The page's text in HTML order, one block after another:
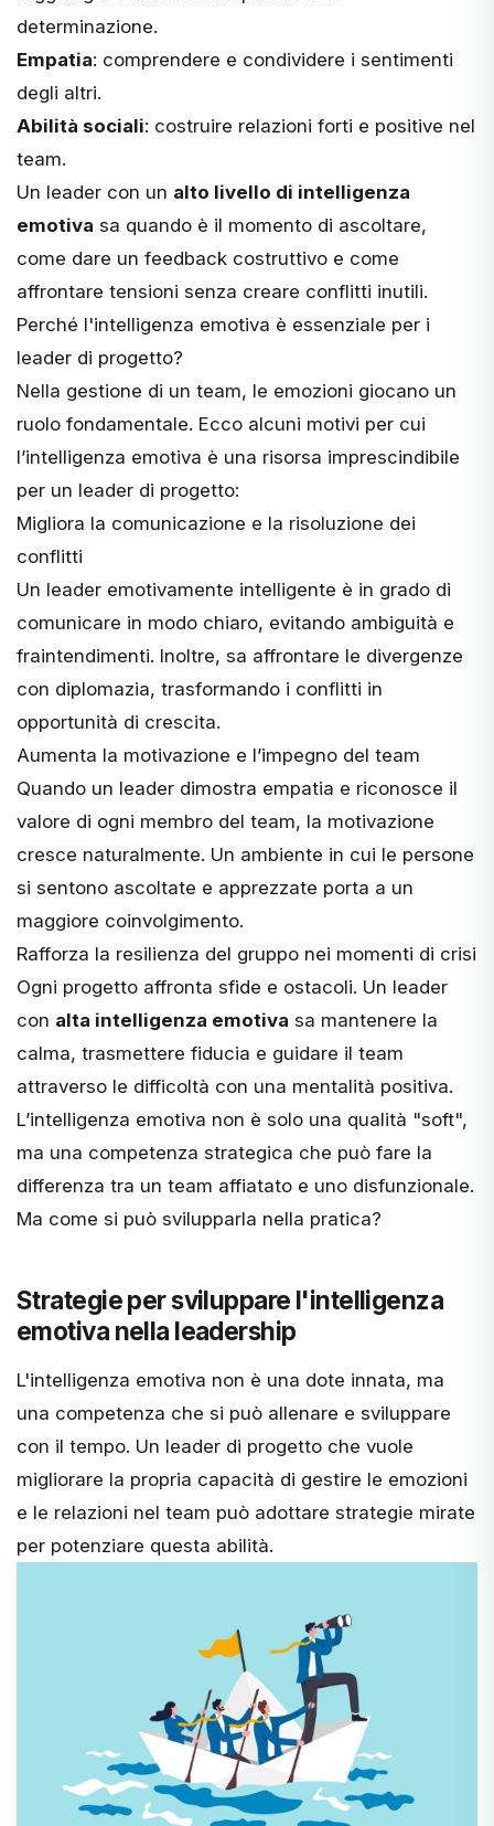
determinazione.
Empatia: comprendere e condividere i sentimenti
degli altri.
Abilità sociali: costruire relazioni forti e positive nel
team.
Un leader con un alto livello di intelligenza
emotiva sa quando è il momento di ascoltare,
come dare un feedback costruttivo e come
affrontare tensioni senza creare conflitti inutili.
Perché l'intelligenza emotiva è essenziale per i
leader di progetto?
Nella gestione di un team, le emozioni giocano un
ruolo fondamentale. Ecco alcuni motivi per cui
l’intelligenza emotiva è una risorsa imprescindibile
per un leader di progetto:
Migliora la comunicazione e la risoluzione dei
conflitti
Un leader emotivamente intelligente è in grado di
comunicare in modo chiaro, evitando ambiguità e
fraintendimenti. Inoltre, sa affrontare le divergenze
con diplomazia, trasformando i conflitti in
opportunità di crescita.
Aumenta la motivazione e l’impegno del team
Quando un leader dimostra empatia e riconosce il
valore di ogni membro del team, la motivazione
cresce naturalmente. Un ambiente in cui le persone
si sentono ascoltate e apprezzate porta a un
maggiore coinvolgimento.
Rafforza la resilienza del gruppo nei momenti di crisi
Ogni progetto affronta sfide e ostacoli. Un leader
con alta intelligenza emotiva sa mantenere la
calma, trasmettere fiducia e guidare il team
attraverso le difficoltà con una mentalità positiva.
L’intelligenza emotiva non è solo una qualità "soft",
ma una competenza strategica che può fare la
differenza tra un team affiatato e uno disfunzionale.
Ma come si può svilupparla nella pratica?
Strategie per sviluppare l'intelligenza
emotiva nella leadership
L'intelligenza emotiva non è una dote innata, ma
una competenza che si può allenare e sviluppare
con il tempo. Un leader di progetto che vuole
migliorare la propria capacità di gestire le emozioni
e le relazioni nel team può adottare strategie mirate
per potenziare questa abilità.